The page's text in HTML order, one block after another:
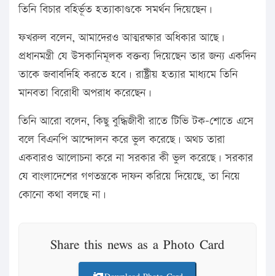
তিনি বিচার বহির্ভূত হত্যাকাণ্ডকে সমর্থন দিয়েছেন।
ফখরুল বলেন, আমাদেরও আত্মরক্ষার অধিকার আছে।
প্রধানমন্ত্রী যে উসকানিমূলক বক্তব্য দিয়েছেন তার জন্য একদিন
তাকে জবাবদিহি করতে হবে। রাষ্ট্রীয় হত্যার মাধ্যমে তিনি
মানবতা বিরোধী অপরাধ করেছেন।
তিনি আরো বলেন, কিছু বুদ্ধিজীবী রাতে টিভি টক-শোতে এসে
বলে বিএনপি আন্দোলন করে ভুল করেছে। অথচ তারা
একবারও আলোচনা করে না সরকার কী ভুল করেছে। সরকার
যে বাংলাদেশের গণতন্ত্রকে দাফন করিয়ে দিয়েছে, তা নিয়ে
কোনো কথা বলছে না।
Share this news as a Photo Card